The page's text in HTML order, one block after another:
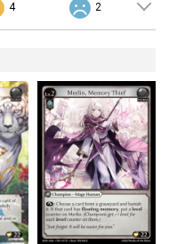
4 2